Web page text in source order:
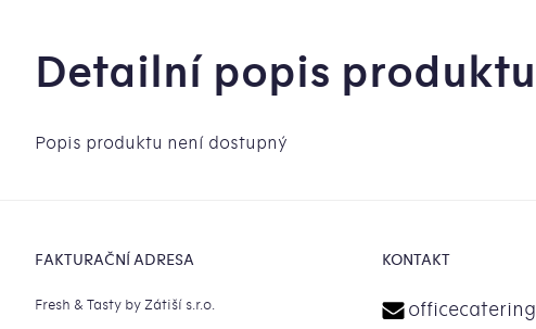
Detailní popis produktu
Popis produktu není dostupný
FAKTURAČNÍ ADRESA
Fresh & Tasty by Zátiší s.r.o.
KONTAKT
officecatering